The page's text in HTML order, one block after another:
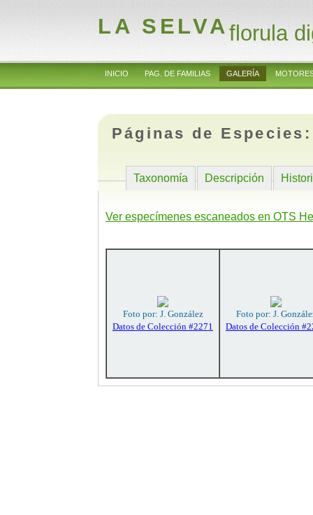
LA SELVAflorula
INICIO PAG. DE FAMILIAS GALERÍA
Páginas de
Taxonomía Descripción
Ver especímenes escaneados en OTS
Foto por: J. González
Datos de Colección #2271
Foto por: J.
Datos de Colección